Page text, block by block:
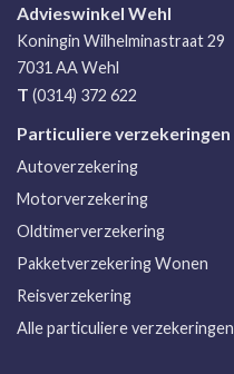
Advieswinkel Wehl
Koningin Wilhelminastraat 29
7031 AAWehl
T (0314) 372 622
Particuliere verzekeringen
Autoverzekering
Motorverzekering
Oldtimerverzekering
Pakketverzekering Wonen
Reisverzekering
Alle particuliere verzekeringen